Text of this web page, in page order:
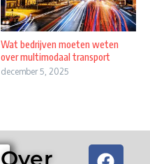
Wat bedrijven moeten weten
over multimodaal transport
december 5, 2025
Over